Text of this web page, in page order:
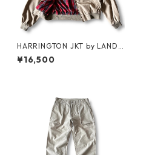
HARRINGTON JKT by LAND
S'END
¥16,500